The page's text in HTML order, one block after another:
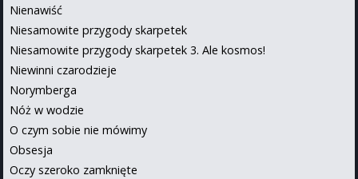
Nienawiść
Niesamowite przygody skarpetek
Niesamowite przygody skarpetek 3. Ale kosmos!
Niewinni czarodzieje
Norymberga
Nóż w wodzie
O czym sobie nie mówimy
Obsesja
Oczy szeroko zamknięte